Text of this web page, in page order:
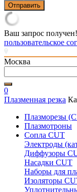
Отправить
Ваш запрос
пользовательское
Москва
0
Плазменная резка
Плазморезы
Плазмотроны
Сопла CUT
Электроды
Диффузоры
Насадки CUT
Наборы для
Изоляторы